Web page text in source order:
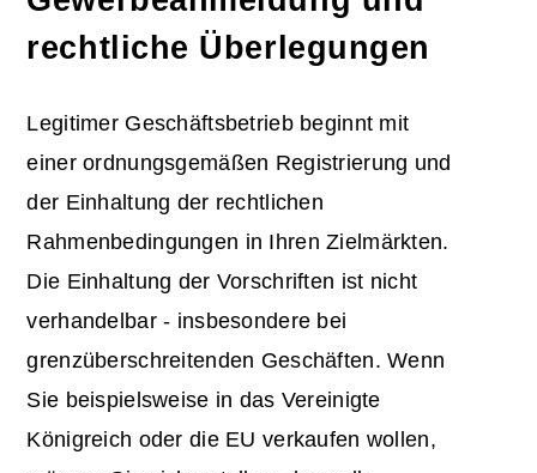
rechtliche Überlegungen
Legitimer Geschäftsbetrieb beginnt mit
einer ordnungsgemäßen Registrierung und
der Einhaltung der rechtlichen
Rahmenbedingungen in Ihren Zielmärkten.
Die Einhaltung der Vorschriften ist nicht
verhandelbar - insbesondere bei
grenzüberschreitenden Geschäften. Wenn
Sie beispielsweise in das Vereinigte
Königreich oder die EU verkaufen wollen,